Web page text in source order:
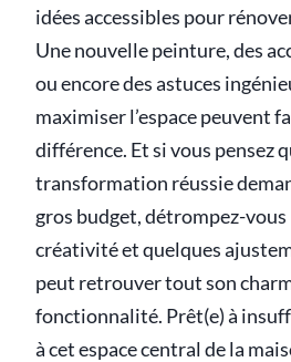
idées accessibles pour
Une nouvelle peinture, des
ou encore des astuces
maximiser l’espace peuvent
différence. Et si vous pensez
transformation réussie
gros budget, détrompez-vous
créativité et quelques
peut retrouver tout son
fonctionnalité. Prêt(e) à
à cet espace central de la